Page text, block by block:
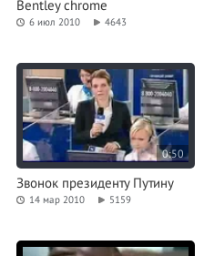
Bentley chrome
6 июл 2010 4643
0:50
Звонок президенту Путину
14 мар 2010 5159